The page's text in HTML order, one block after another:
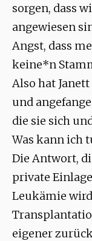
sorgen, dass
angewiesen
Angst, dass
keine*n
Also hat
und
die sie sich
Was kann ich
Die Antwort,
private
Leukämie
eigener